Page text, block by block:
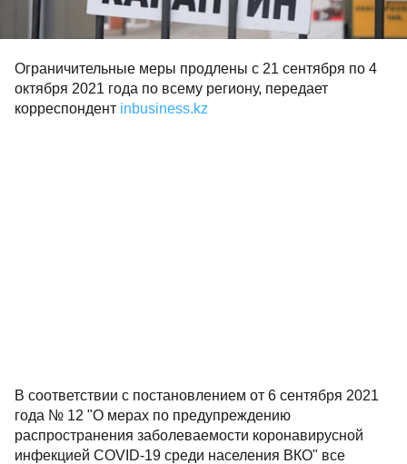
Ограничительные меры продлены с 21 сентября по 4
октября 2021 года по всему региону, передает
корреспондент inbusiness.kz
В соответствии с постановлением от 6 сентября 2021
года № 12 "О мерах по предупреждению
распространения заболеваемости коронавирусной
инфекцией CОVІD-19 среди населения ВКО" все